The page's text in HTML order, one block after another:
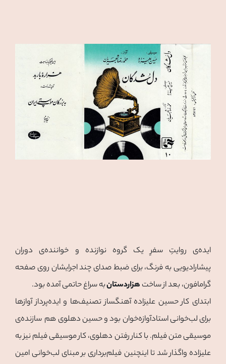
ایده‌ی روایتِ سفرِ یک گروه نوازنده و خواننده‌ی دوران
پیشارادیویی به فرنگ، برای ضبط صدای چند اجرایشان روی صفحه
گرامافون، بعد از ساخت هزاردستانبه سراغ حاتمی آمده بود.
ابتدای کار حسین علیزاده آهنگساز تصنیف‌ها‌ و ایده‌پرداز آوازها
برای لب‌خوانی‌ استادآوازه‌خوان بود و حسین دهلوی هم سازنده‌ی
موسیقی متن فیلم. با کنار رفتن دهلوی، کار موسیقی فیلم نیز به
علیزاده واگذار شد تا اینچنین فیلم‌برداری بر مبنای لب‌خوانی امین